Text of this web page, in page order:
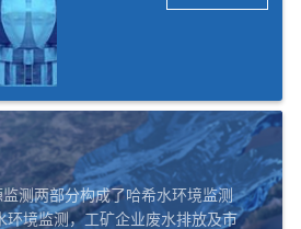
行业，例如化工、电力、矿
方案覆盖六大应用场景：除
盐水/脱盐水、凝结水回用、
汽水循环、循环冷却水、污
水处理及排口、实验室。
测两部分构成了哈希水环境监测
环境监测，工矿企业废水排放及市